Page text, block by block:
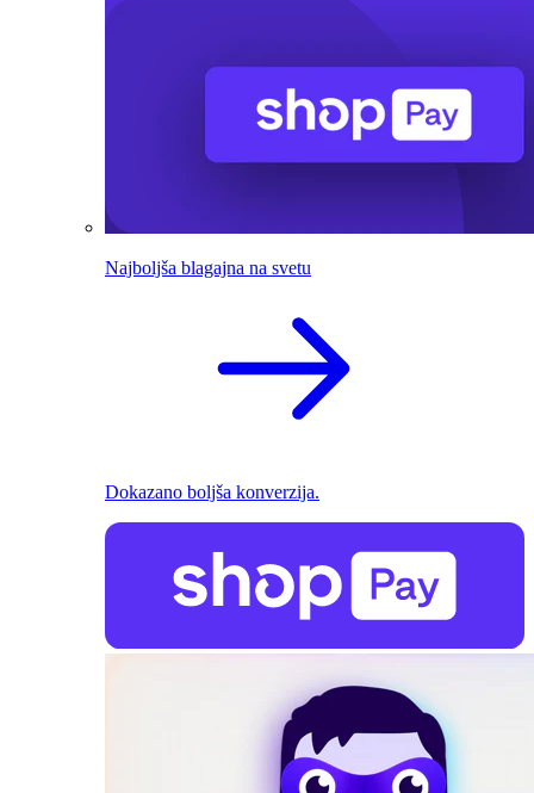
Najboljša blagajna na svetu
Dokazano boljša konverzija.